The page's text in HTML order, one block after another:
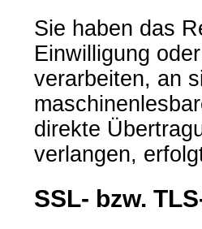
Sie haben das
Einwilligung
verarbeiten, an
direkte
verlangen,
SSL- bzw.